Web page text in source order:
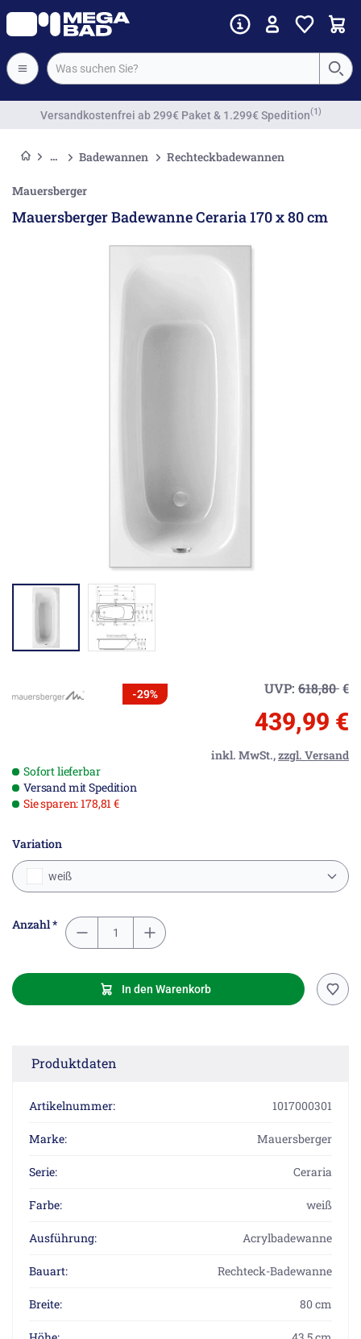
Vorkassenrabatt
Badewannen Rechteckbadewannen
Mauersberger
Mauersberger Badewanne Ceraria 170 x 80 cm
-29% UVP: 618,80€
439,99 €
inkl. MwSt.,zzgl. Versand
Sofort lieferbar
Versand mit Spedition
Sie sparen: 178,81 €
Variation
weiß
Anzahl *
In den Warenkorb
Produktdaten
Artikelnummer: 1017000301
Marke: Mauersberger
Serie: Ceraria
Farbe: weiß
Ausführung: Acrylbadewanne
Bauart: Rechteck-Badewanne
Breite: 80 cm